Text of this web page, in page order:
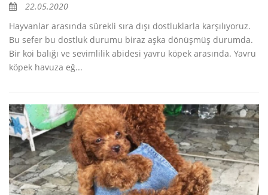
22.05.2020
Hayvanlar arasında sürekli sıra dışı dostluklarla karşılıyoruz.
Bu sefer bu dostluk durumu biraz aşka dönüşmüş durumda.
Bir koi balığı ve sevimlilik abidesi yavru köpek arasında. Yavru
köpek havuza eğ...